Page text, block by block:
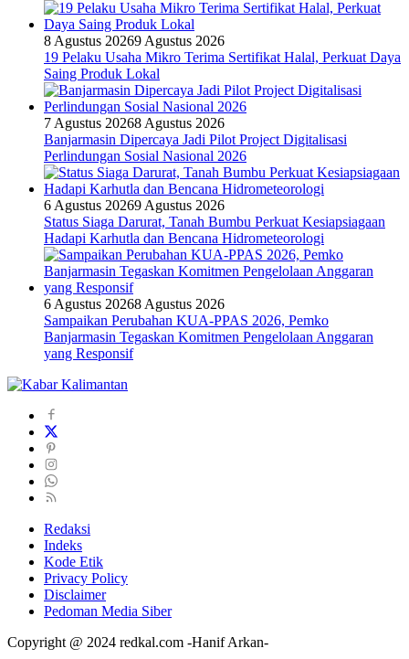
8 Agustus 20269 Agustus 2026
19 Pelaku Usaha Mikro Terima Sertifikat Halal, Perkuat Daya
Saing Produk Lokal
7 Agustus 20268 Agustus 2026
Banjarmasin Dipercaya Jadi Pilot Project Digitalisasi
Perlindungan Sosial Nasional 2026
6 Agustus 20269 Agustus 2026
Status Siaga Darurat, Tanah Bumbu Perkuat Kesiapsiagaan
Hadapi Karhutla dan Bencana Hidrometeorologi
6 Agustus 20268 Agustus 2026
Sampaikan Perubahan KUA-PPAS 2026, Pemko
Banjarmasin Tegaskan Komitmen Pengelolaan Anggaran
yang Responsif
Redaksi
Indeks
Kode Etik
Privacy Policy
Disclaimer
Pedoman Media Siber
Copyright @ 2024 redkal.com -Hanif Arkan-